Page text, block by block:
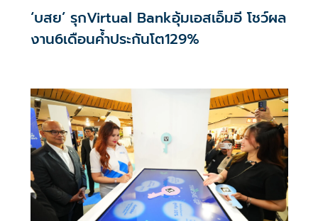
‘บสย’ รุกVirtual Bankอุ้มเอสเอ็มอี โชว์ผล
งาน6เดือนค้ำประกันโต129%